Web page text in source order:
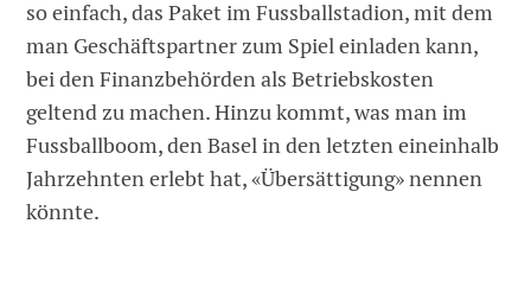
so einfach, das Paket im Fussballstadion, mit dem
man Geschäftspartner zum Spiel einladen kann,
bei den Finanzbehörden als Betriebskosten
geltend zu machen. Hinzu kommt, was man im
Fussballboom, den Basel in den letzten eineinhalb
Jahrzehnten erlebt hat, «Übersättigung» nennen
könnte.